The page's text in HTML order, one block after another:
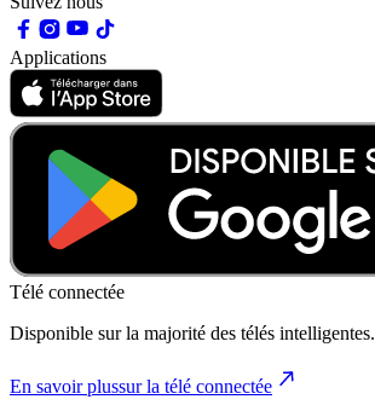
Applications
Télé connectée
Disponible sur la majorité des télés intelligentes.
En savoir plussur la télé connectée